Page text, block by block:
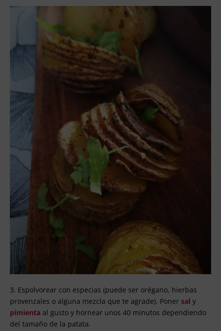
3. Espolvorear con especias (puede ser orégano, hierbas
provenzales o alguna mezcla que te agrade). Poner sal y
pimienta al gusto y hornear unos 40 minutos dependiendo
del tamaño de la patata.